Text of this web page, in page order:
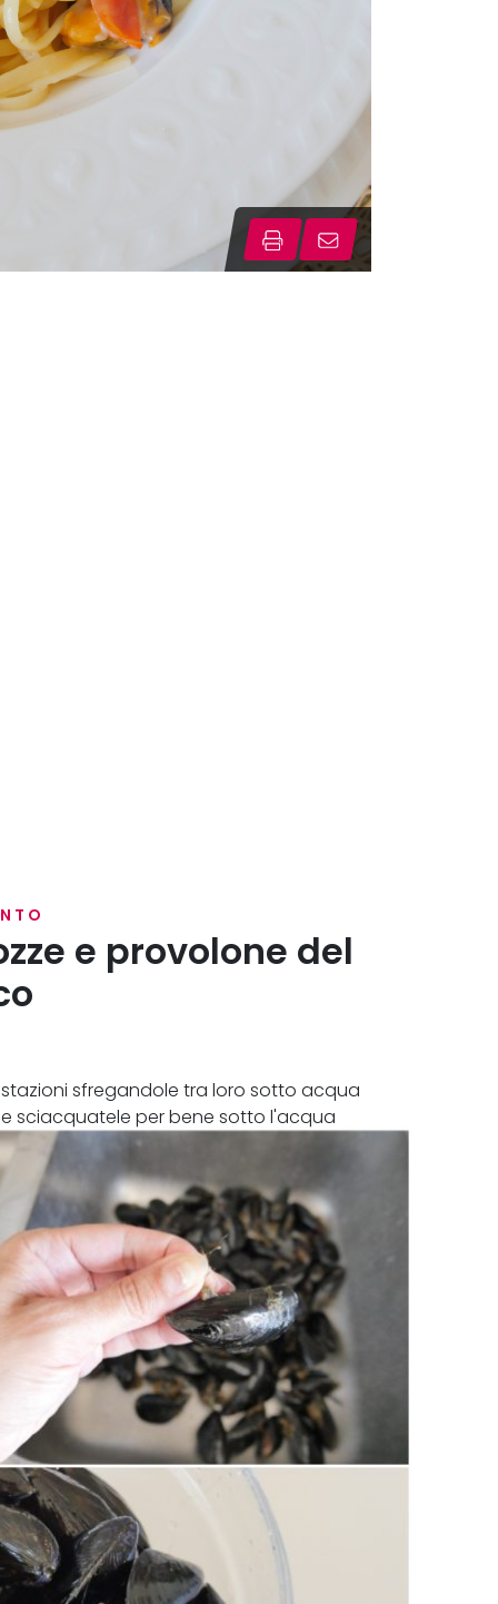
e provolone del
sfregandole tra loro sotto acqua
sciacquatele per bene sotto l'acqua